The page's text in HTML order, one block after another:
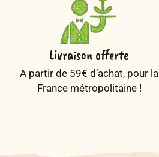
Livraison offerte
A partir de 59€ d’achat, pour la
France métropolitaine !